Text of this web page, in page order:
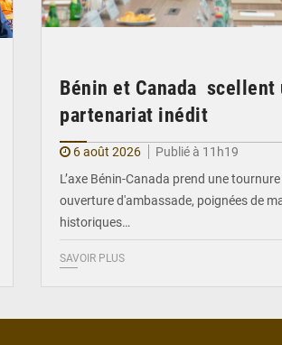
Bénin et Canada scellent
partenariat inédit
6 août 2026
Publié à 11h19
L’axe Bénin-Canada prend une
ouverture d'ambassade, poignées de
historiques…
SAVOIR PLUS